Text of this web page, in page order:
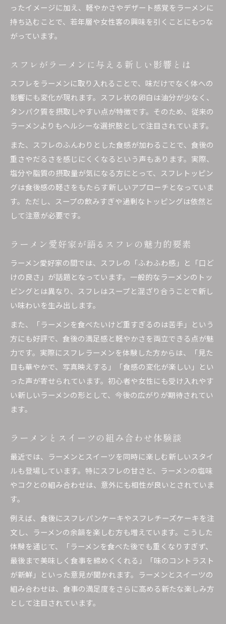
ラーメン選びに役立つ体調への影響ガイド
ラーメンの味と体調への影響を徹底解説
ラーメン選びで気をつけたい健康ポイント
ラーメンが体に与える影響を味ごとに分析
ラーメンと自分の体調に合う選び方の秘訣
ったイメージに加え、軽やかさやデザート感覚をラーメンに
持ち込むことで、若年層や女性客の興味を引くことにもつな
がっています。
スフレがラーメンに与える新しい影響とは
スフレをラーメンに取り入れることで、味だけでなく体への
影響にも変化が現れます。スフレ状の卵白は油分が少なく、
タンパク質を摂取しやすい点が特徴です。そのため、従来の
ラーメンよりもヘルシーな選択肢として注目されています。
また、スフレのふんわりとした食感が加わることで、食後の
重さやだるさを感じにくくなるという声もあります。実際、
塩分や脂質の摂取量が気になる方にとって、スフレトッピン
グは食後感の軽さをもたらす新しいアプローチとなっていま
す。ただし、スープの飲みすぎや過剰なトッピングは依然と
して注意が必要です。
ラーメン愛好家が語るスフレの魅力的要素
ラーメン愛好家の間では、スフレの「ふわふわ感」と「口ど
けの良さ」が話題となっています。一般的なラーメンのトッ
ピングとは異なり、スフレはスープと混ざり合うことで新し
い味わいを生み出します。
また、「ラーメンを食べたいけど重すぎるのは苦手」という
方にも好評で、食後の満足感と軽やかさを両立できる点が魅
力です。実際にスフレラーメンを体験した方からは、「見た
目も華やかで、写真映えする」「食感の変化が楽しい」とい
った声が寄せられています。初心者や女性にも受け入れやす
い新しいラーメンの形として、今後の広がりが期待されてい
ます。
ラーメンとスイーツの組み合わせ体験談
最近では、ラーメンとスイーツを同時に楽しむ新しいスタイ
ルも登場しています。特にスフレの甘さと、ラーメンの塩味
やコクとの組み合わせは、意外にも相性が良いとされていま
す。
例えば、食後にスフレパンケーキやスフレチーズケーキを注
文し、ラーメンの余韻を楽しむ方も増えています。こうした
体験を通じて、「ラーメンを食べた後でも重くなりすぎず、
最後まで美味しく食事を締めくくれる」「味のコントラスト
が新鮮」といった意見が聞かれます。ラーメンとスイーツの
組み合わせは、食事の満足度をさらに高める新たな楽しみ方
として注目されています。